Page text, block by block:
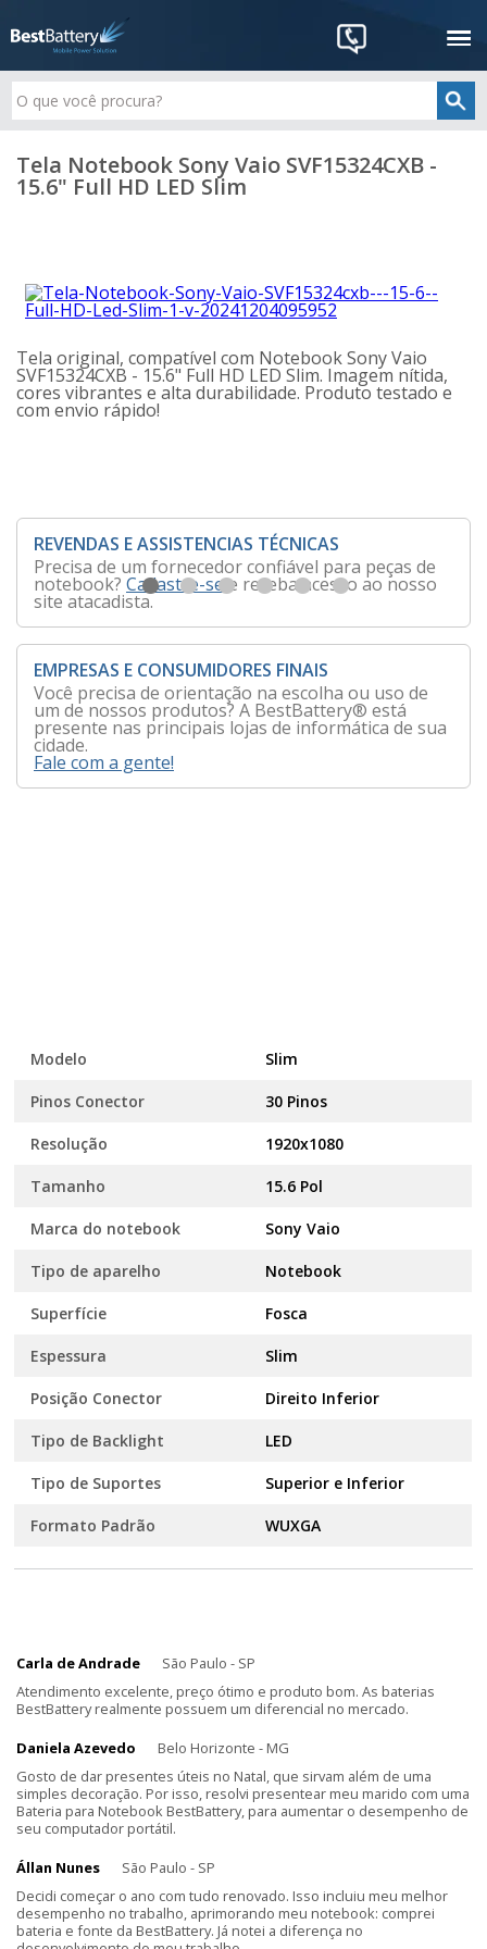
Tela Notebook Sony Vaio SVF15324CXB -
15.6" Full HD LED Slim
Tela original, compatível com Notebook Sony Vaio
SVF15324CXB - 15.6" Full HD LED Slim. Imagem nítida,
cores vibrantes e alta durabilidade. Produto testado e
com envio rápido!
REVENDAS E ASSISTENCIAS TÉCNICAS
Precisa de um fornecedor confiável para peças de
notebook? Cadastre-see receba acesso ao nosso
site atacadista.
EMPRESAS E CONSUMIDORES FINAIS
Você precisa de orientação na escolha ou uso de
um de nossos produtos? A BestBattery® está
presente nas principais lojas de informática de sua
cidade.
Fale com a gente!
Modelo Slim
Pinos Conector 30 Pinos
Resolução 1920x1080
Tamanho 15.6 Pol
Marca do notebook Sony Vaio
Tipo de aparelho Notebook
Superfície Fosca
Espessura Slim
Posição Conector Direito Inferior
Tipo de Backlight LED
Tipo de Suportes Superior e Inferior
Formato Padrão WUXGA
Carla de Andrade
São Paulo - SP
Atendimento excelente, preço ótimo e produto bom. As baterias
BestBattery realmente possuem um diferencial no mercado.
Daniela Azevedo
Belo Horizonte - MG
Gosto de dar presentes úteis no Natal, que sirvam além de uma
simples decoração. Por isso, resolvi presentear meu marido com uma
Bateria para Notebook BestBattery, para aumentar o desempenho de
seu computador portátil.
Állan Nunes
São Paulo - SP
Decidi começar o ano com tudo renovado. Isso incluiu meu melhor
desempenho no trabalho, aprimorando meu notebook: comprei
bateria e fonte da BestBattery. Já notei a diferença no